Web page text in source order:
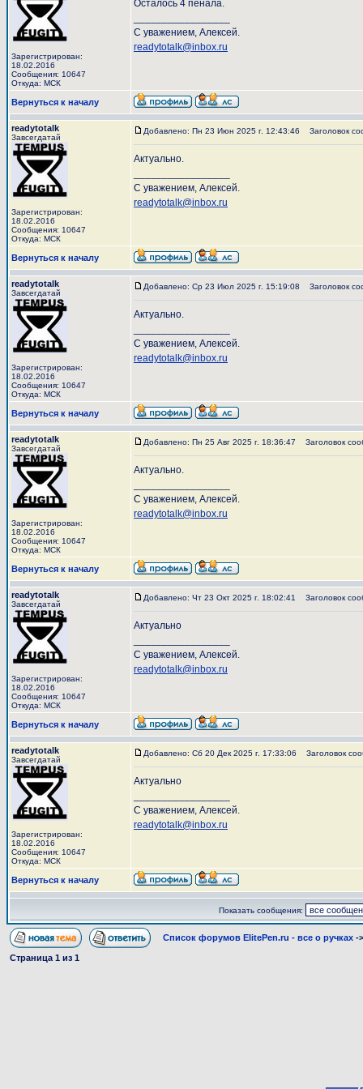
Зарегистрирован:
18.02.2016
Сообщения: 10647
Откуда: МСК
Осталось 4 пенала.
С уважением, Алексей.
readytotalk@inbox.ru
Вернуться к началу
readytotalk
Завсегдатай
Зарегистрирован:
18.02.2016
Сообщения: 10647
Откуда: МСК
Добавлено: Пн 23 Июн 2025 г. 12:43:46 Заголовок
Актуально.
С уважением, Алексей.
readytotalk@inbox.ru
Вернуться к началу
readytotalk
Завсегдатай
Зарегистрирован:
18.02.2016
Сообщения: 10647
Откуда: МСК
Добавлено: Ср 23 Июл 2025 г. 15:19:08 Заголовок
Актуально.
С уважением, Алексей.
readytotalk@inbox.ru
Вернуться к началу
readytotalk
Завсегдатай
Зарегистрирован:
18.02.2016
Сообщения: 10647
Откуда: МСК
Добавлено: Пн 25 Авг 2025 г. 18:36:47 Заголовок
Актуально.
С уважением, Алексей.
readytotalk@inbox.ru
Вернуться к началу
readytotalk
Завсегдатай
Зарегистрирован:
18.02.2016
Сообщения: 10647
Откуда: МСК
Добавлено: Чт 23 Окт 2025 г. 18:02:41 Заголовок
Актуально
С уважением, Алексей.
readytotalk@inbox.ru
Вернуться к началу
readytotalk
Завсегдатай
Зарегистрирован:
18.02.2016
Сообщения: 10647
Откуда: МСК
Добавлено: Сб 20 Дек 2025 г. 17:33:06 Заголовок
Актуально
С уважением, Алексей.
readytotalk@inbox.ru
Вернуться к началу
Показать сообщения:
Список форумов ElitePen.ru - все о ручках -
Страница 1 из 1